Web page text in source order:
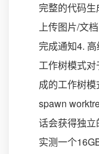
完整的代码
上传图片/文
完成通知4.
工作树模式
成的工作树
spawn
话会获得独立
实测一个